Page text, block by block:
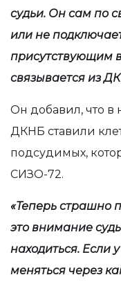
судьи. Он сам по
или не
присутствующим в
связывается из
Он добавил, что в
ДКНБ ставили
подсудимых,
СИЗО-72.
«Теперь страшно
это внимание
находиться. Если
меняться через